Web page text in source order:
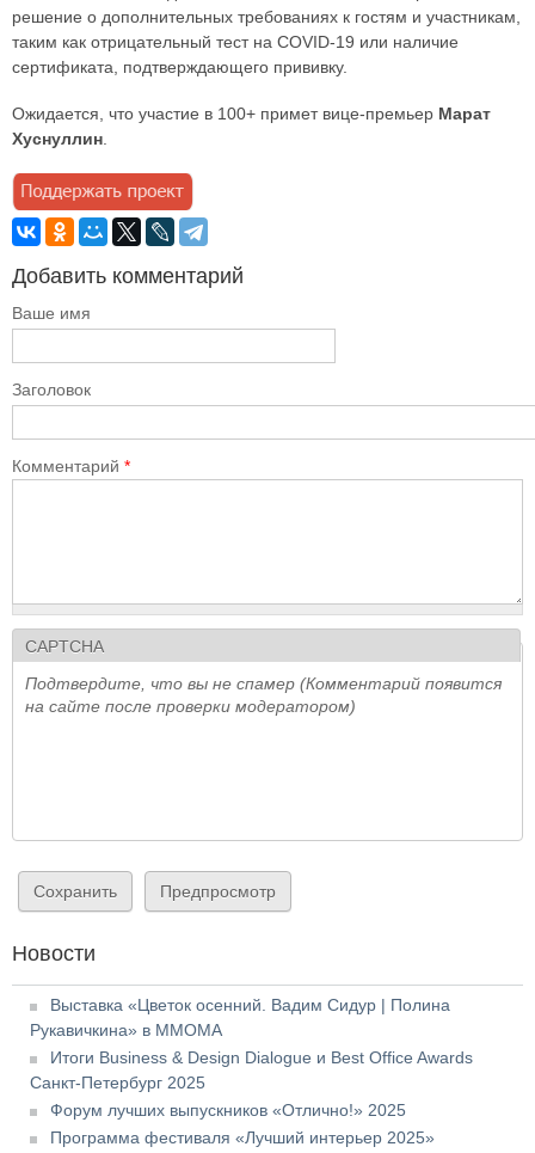
решение о дополнительных требованиях к гостям и участникам,
таким как отрицательный тест на COVID-19 или наличие
сертификата, подтверждающего прививку.
Ожидается, что участие в 100+ примет вице-премьер Марат
Хуснуллин
Добавить комментарий
Ваше имя
Заголовок
Комментарий *
CAPTCHA
Подтвердите, что вы не спамер (Комментарий появится
на сайте после проверки модератором)
Новости
Выставка «Цветок осенний. Вадим Сидур | Полина
Рукавичкина» в ММОМА
Итоги Business & Design Dialogue и Best Office Awards
Санкт-Петербург 2025
Форум лучших выпускников «Отлично!» 2025
Программа фестиваля «Лучший интерьер 2025»